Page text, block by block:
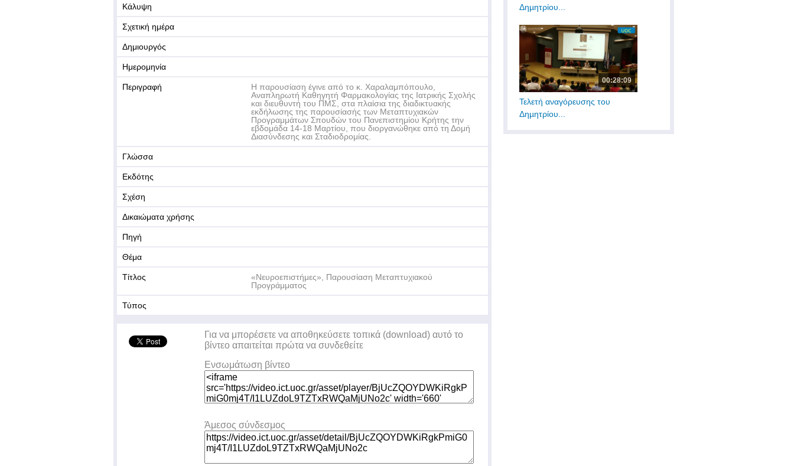
Δηµητρίου...
00:28:09
Τελετή αναγόρευσης του
Δηµητρίου...
Κάλυψη
Σχετική ημέρα
Δημιουργός
Ημερομηνία
Περιγραφή
Η παρουσίαση έγινε από το κ. Χαραλαμπόπουλο,
Αναπληρωτή Καθηγητή Φαρμακολογίας της Ιατρικής Σχολής
και διευθυντή του ΠΜΣ, στα πλαίσια της διαδικτυακής
εκδήλωσης της παρουσίασής των Μεταπτυχιακών
Προγραμμάτων Σπουδών του Πανεπιστημίου Κρήτης την
εβδομάδα 14-18 Μαρτίου, που διοργανώθηκε από τη Δομή
Διασύνδεσης και Σταδιοδρομίας.
Γλώσσα
Εκδότης
Σχέση
Δικαιώματα χρήσης
Πηγή
Θέμα
Τίτλος
«Νευροεπιστήμες», Παρουσίαση Μεταπτυχιακού
Προγράμματος
Τύπος
Για να μπορέσετε να αποθηκεύσετε τοπικά (download) αυτό το
βίντεο απαιτείται πρώτα να συνδεθείτε
Ενσωμάτωση βίντεο
Άμεσος σύνδεσμος